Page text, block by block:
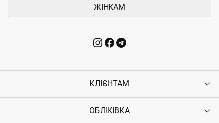
ЖІНКАМ
КЛІЄНТАМ
Контакти
ОБЛІКІВКА